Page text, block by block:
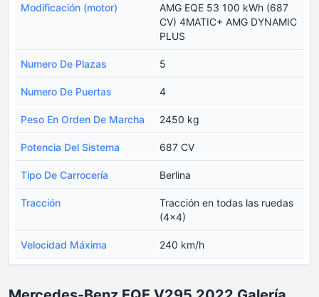
Modificación (motor)
AMG EQE 53 100 kWh (687
CV) 4MATIC+ AMG DYNAMIC
PLUS
Numero De Plazas 5
Numero De Puertas 4
Peso En Orden De Marcha 2450 kg
Potencia Del Sistema 687 CV
Tipo De Carrocería Berlina
Tracción
Tracción en todas las ruedas
(4x4)
Velocidad Máxima 240 km/h